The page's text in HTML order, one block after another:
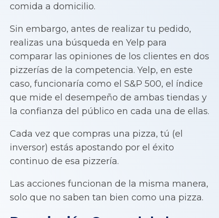
comida a domicilio.
Sin embargo, antes de realizar tu pedido,
realizas una búsqueda en Yelp para
comparar las opiniones de los clientes en dos
pizzerías de la competencia. Yelp, en este
caso, funcionaría como el S&P 500, el índice
que mide el desempeño de ambas tiendas y
la confianza del público en cada una de ellas.
Cada vez que compras una pizza, tú (el
inversor) estás apostando por el éxito
continuo de esa pizzería.
Las acciones funcionan de la misma manera,
solo que no saben tan bien como una pizza.